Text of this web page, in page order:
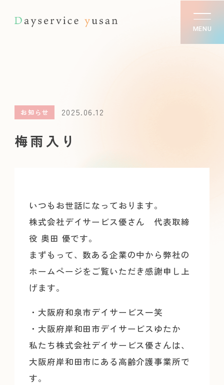
MENU
お知らせ 2025.06.12
梅雨入り
いつもお世話になっております。
株式会社デイサービス優さん 代表取締
役 奥田 優です。
まずもって、数ある企業の中から弊社の
ホームページをご覧いただき感謝申し上
げます。
・大阪府和泉市デイサービス一笑
・大阪府岸和田市デイサービスゆたか
私たち株式会社デイサービス優さんは、
大阪府岸和田市にある高齢介護事業所で
す。